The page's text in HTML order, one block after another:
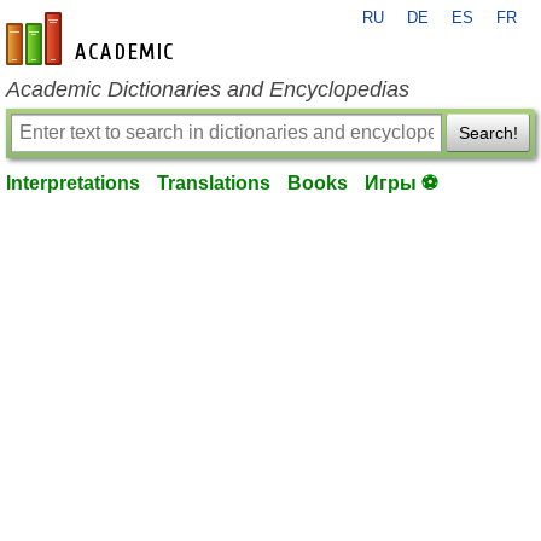
en-academic.com
RU DE ES FR
Academic Dictionaries and Encyclopedias
Search!
Interpretations Translations Books Игры ⚽